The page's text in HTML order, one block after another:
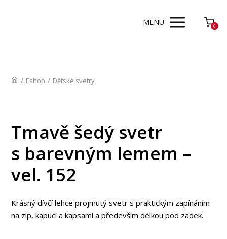
MENU 0
/ Eshop / Dětské svetry
Tmavě šedý svetr
s barevným lemem –
vel. 152
Krásný dívčí lehce projmutý svetr s praktickým zapínáním
na zip, kapucí a kapsami a především délkou pod zadek.